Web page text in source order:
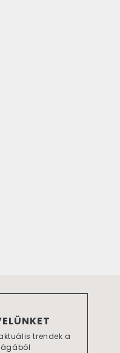
trendek a